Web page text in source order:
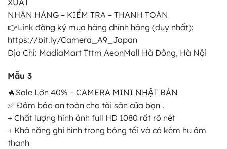
XUẤT
NHẬN HÀNG – KIỂM TRA – THANH TOÁN
👉Link đăng ký mua hàng chính hãng (duy nhất):
https://bit.ly/Camera_A9_Japan
Địa Chỉ: MadiaMart Tttm AeonMall Hà Đông, Hà Nội
Mẫu 3
🔥Sale Lớn 40% – CAMERA MINI NHẬT BẢN
✅ Đảm bảo an toàn cho tài sản của bạn .
+ Chất lượng hình ảnh full HD 1080 rất rõ nét
+ Khả năng ghi hình trong bóng tối và có kèm hu âm
thanh